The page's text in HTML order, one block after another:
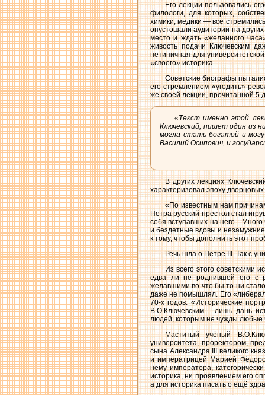
Его лекции пользовались
филологи, для которых,
химики, медики — все
опустошали аудитории на
место и ждать «желанного
живость подачи Ключевским
нетипичная для
«своего» историка.
Советские биографы
его стремлением «угодить»
же своей лекции, прочитанной 5
«Текст именно этой
Ключевский, пишет один из
могла стать богатой и
Василий Осипович, и
В других лекциях
характеризовал эпоху
«По известным нам
Петра русский престол стал
себя вступавших на него...
и бездетные вдовы и
к тому, чтобы дополнить этот
Речь шла о Петре III. Так с
Из всего этого советскими
едва ли не роднившей его с
желавшими во что бы то ни
даже не помышлял. Его
70-х годов. «Исторические
В.О.Ключевским – лишь дань
людей, которым не чужды любые
Маститый учёный
университета, проректором,
сына Александра III великого
и императрицей Марией
нему императора,
историка, ни проявлением его
а для историка писать о ещё